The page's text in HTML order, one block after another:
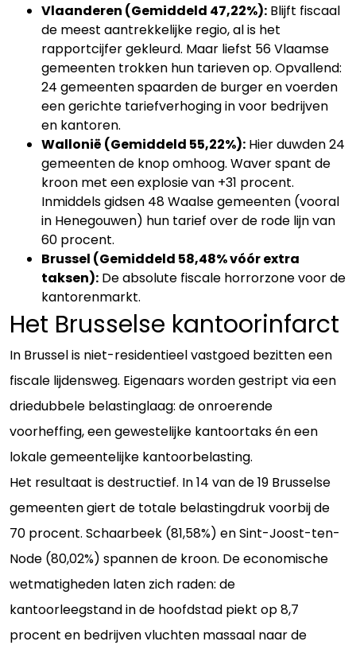
Vlaanderen (Gemiddeld 47,22%): Blijft fiscaal
de meest aantrekkelijke regio, al is het
rapportcijfer gekleurd. Maar liefst 56 Vlaamse
gemeenten trokken hun tarieven op. Opvallend:
24 gemeenten spaarden de burger en voerden
een gerichte tariefverhoging in voor bedrijven
en kantoren.
Wallonië (Gemiddeld 55,22%): Hier duwden 24
gemeenten de knop omhoog. Waver spant de
kroon met een explosie van +31 procent.
Inmiddels gidsen 48 Waalse gemeenten (vooral
in Henegouwen) hun tarief over de rode lijn van
60 procent.
Brussel (Gemiddeld 58,48% vóór extra
taksen): De absolute fiscale horrorzone voor de
kantorenmarkt.
Het Brusselse kantoorinfarct
In Brussel is niet-residentieel vastgoed bezitten een
fiscale lijdensweg. Eigenaars worden gestript via een
driedubbele belastinglaag: de onroerende
voorheffing, een gewestelijke kantoortaks én een
lokale gemeentelijke kantoorbelasting.
Het resultaat is destructief. In 14 van de 19 Brusselse
gemeenten giert de totale belastingdruk voorbij de
70 procent. Schaarbeek (81,58%) en Sint-Joost-ten-
Node (80,02%) spannen de kroon. De economische
wetmatigheden laten zich raden: de
kantoorleegstand in de hoofdstad piekt op 8,7
procent en bedrijven vluchten massaal naar de